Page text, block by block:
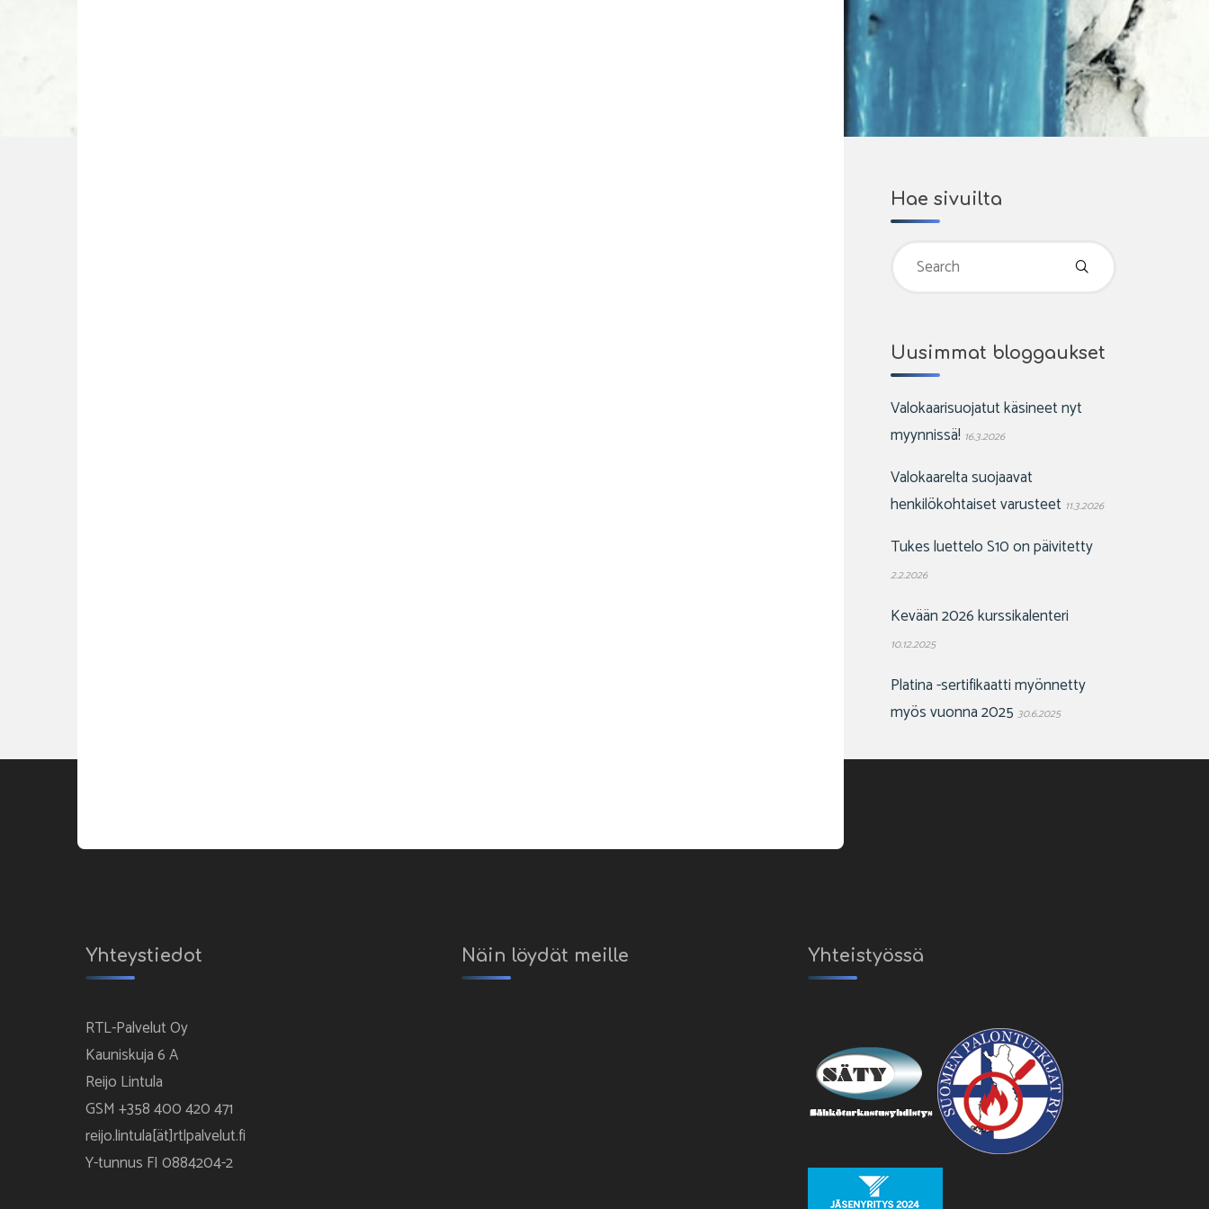
Hae sivuilta
Uusimmat bloggaukset
Valokaarisuojatut käsineet nyt
myynnissä! 16.3.2026
Valokaarelta suojaavat
henkilökohtaiset varusteet 11.3.2026
Tukes luettelo S10 on päivitetty
2.2.2026
Kevään 2026 kurssikalenteri
10.12.2025
Platina -sertifikaatti myönnetty
myös vuonna 2025 30.6.2025
Yhteystiedot
RTL-Palvelut Oy
Kauniskuja 6 A
Reijo Lintula
GSM +358 400 420 471
reijo.lintula[ät]rtlpalvelut.fi
Y-tunnus FI 0884204-2
Näin löydät meille Yhteistyössä